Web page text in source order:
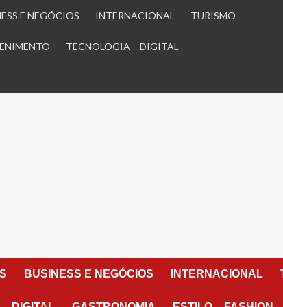
E NEGÓCIOS INTERNACIONAL TURISMO
TECNOLOGIA – DIGITAL
BUSINESS E NEGÓCIOS INTERNACIONAL